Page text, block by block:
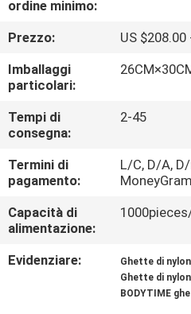
CONTROLLO
DI
QUALITÀ
CONTATTICI
NOTIZIA
ordine minimo:
Prezzo:
US
Imballaggi
particolari:
Tempi di
consegna:
2-45
Termini di
pagamento:
L/C, D/A,
MoneyGram
Capacità di
alimentazione:
Evidenziare: Ghette di
Ghette di
BODYTIME